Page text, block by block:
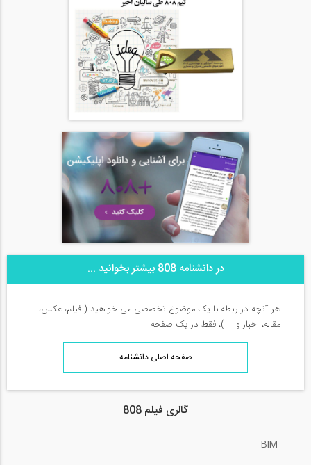
در دانشنامه 808 بیشتر بخوانید ...
هر آنچه در رابطه با یک موضوع تخصصی می خواهید ( فیلم، عکس،
مقاله، اخبار و ... )، فقط در یک صفحه
صفحه اصلی دانشنامه
گالری فیلم 808
BIM